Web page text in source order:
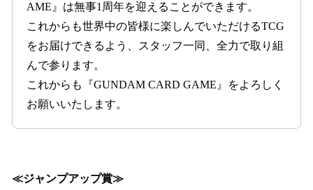
AME』は無事1周年を迎えることができます。
これからも世界中の皆様に楽しんでいただけるTCG
をお届けできるよう、スタッフ一同、全力で取り組
んで参ります。
これからも『GUNDAM CARD GAME』をよろしく
お願いいたします。
≪ジャンプアップ賞≫